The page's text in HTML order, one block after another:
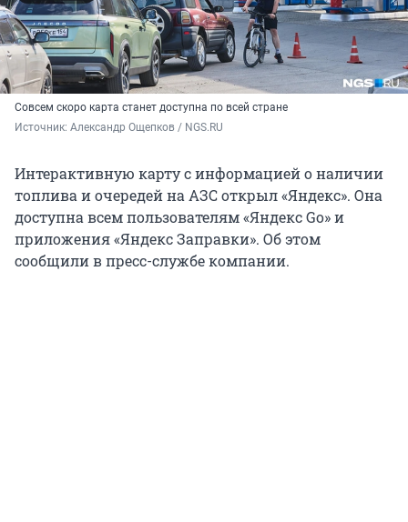
Совсем скоро карта станет доступна по всей стране
Источник: Александр Ощепков / NGS.RU
Интерактивную карту с информацией о наличии
топлива и очередей на АЗС открыл «Яндекс». Она
доступна всем пользователям «Яндекс Go» и
приложения «Яндекс Заправки». Об этом
сообщили в пресс-службе компании.